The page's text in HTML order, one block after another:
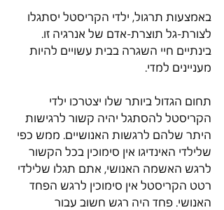
באמצעות תרגול, ילדי הקריסטל יסתגלו
לצורת-גל תוצרת-אדם של אנרגיה זו.
בינתיים חיי השגרה בבית עשויים להיות
מעניינים למדי.
תחום הגדול ביותר שלו יצטרכו ילדי
הקריסטל להסתגל יהיה קשור לרגישות
היתר שלהם לרגשות האנושיים. ממש כפי
שלילדי האינדיגו אין סימוכין בכל הקשור
לרגש האשמה האנושי, אתם תגלו שלילדי
רטט הקריסטל אין סימוכין לרגש הפחד
האנושי. פחד היה רגש חשוב עבור